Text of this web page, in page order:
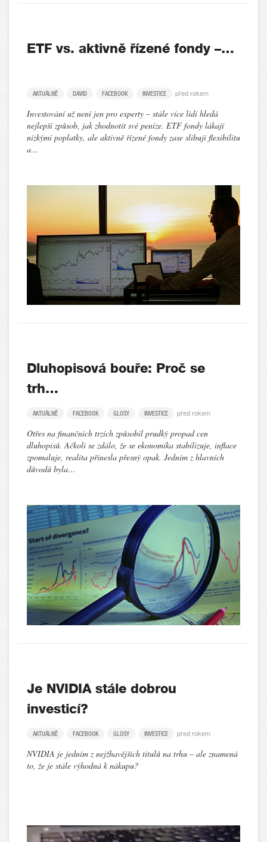
ETF vs. aktivně řízené fondy –…
AKTUÁLNĚ DAVID FACEBOOK INVESTICE před rokem
Investování už není jen pro experty – stále více lidí hledá
nejlepší způsob, jak zhodnotit své peníze. ETF fondy lákají
nízkými poplatky, ale aktivně řízené fondy zase slibují flexibilitu
a…
Dluhopisová bouře: Proč se
trh…
AKTUÁLNĚ FACEBOOK GLOSY INVESTICE před rokem
Otřes na finančních trzích způsobil prudký propad cen
dluhopisů. Ačkoli se zdálo, že se ekonomika stabilizuje, inflace
zpomaluje, realita přinesla přesný opak. Jedním z hlavních
důvodů byla…
Je NVIDIA stále dobrou
investicí?
AKTUÁLNĚ FACEBOOK GLOSY INVESTICE před rokem
NVIDIA je jedním z nejžhavějších titulů na trhu – ale znamená
to, že je stále výhodná k nákupu?